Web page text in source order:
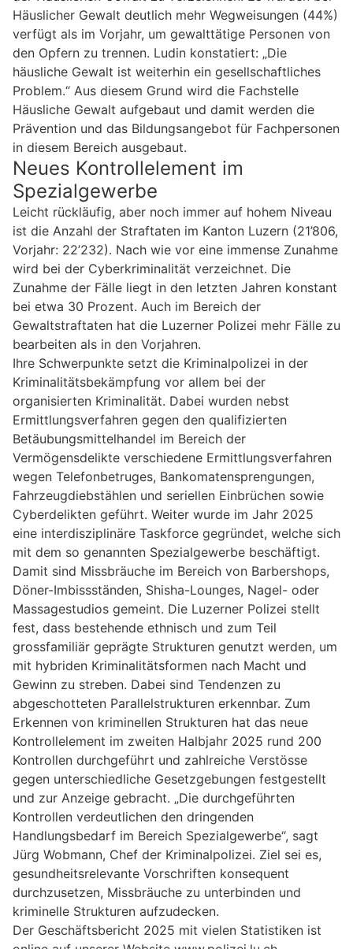
Häuslicher Gewalt deutlich mehr Wegweisungen (44%)
verfügt als im Vorjahr, um gewalttätige Personen von
den Opfern zu trennen. Ludin konstatiert: „Die
häusliche Gewalt ist weiterhin ein gesellschaftliches
Problem.“ Aus diesem Grund wird die Fachstelle
Häusliche Gewalt aufgebaut und damit werden die
Prävention und das Bildungsangebot für Fachpersonen
in diesem Bereich ausgebaut.
Neues Kontrollelement im
Spezialgewerbe
Leicht rückläufig, aber noch immer auf hohem Niveau
ist die Anzahl der Straftaten im Kanton Luzern (21’806,
Vorjahr: 22’232). Nach wie vor eine immense Zunahme
wird bei der Cyberkriminalität verzeichnet. Die
Zunahme der Fälle liegt in den letzten Jahren konstant
bei etwa 30 Prozent. Auch im Bereich der
Gewaltstraftaten hat die Luzerner Polizei mehr Fälle zu
bearbeiten als in den Vorjahren.
Ihre Schwerpunkte setzt die Kriminalpolizei in der
Kriminalitätsbekämpfung vor allem bei der
organisierten Kriminalität. Dabei wurden nebst
Ermittlungsverfahren gegen den qualifizierten
Betäubungsmittelhandel im Bereich der
Vermögensdelikte verschiedene Ermittlungsverfahren
wegen Telefonbetruges, Bankomatensprengungen,
Fahrzeugdiebstählen und seriellen Einbrüchen sowie
Cyberdelikten geführt. Weiter wurde im Jahr 2025
eine interdisziplinäre Taskforce gegründet, welche sich
mit dem so genannten Spezialgewerbe beschäftigt.
Damit sind Missbräuche im Bereich von Barbershops,
Döner-Imbissständen, Shisha-Lounges, Nagel- oder
Massagestudios gemeint. Die Luzerner Polizei stellt
fest, dass bestehende ethnisch und zum Teil
grossfamiliär geprägte Strukturen genutzt werden, um
mit hybriden Kriminalitätsformen nach Macht und
Gewinn zu streben. Dabei sind Tendenzen zu
abgeschotteten Parallelstrukturen erkennbar. Zum
Erkennen von kriminellen Strukturen hat das neue
Kontrollelement im zweiten Halbjahr 2025 rund 200
Kontrollen durchgeführt und zahlreiche Verstösse
gegen unterschiedliche Gesetzgebungen festgestellt
und zur Anzeige gebracht. „Die durchgeführten
Kontrollen verdeutlichen den dringenden
Handlungsbedarf im Bereich Spezialgewerbe“, sagt
Jürg Wobmann, Chef der Kriminalpolizei. Ziel sei es,
gesundheitsrelevante Vorschriften konsequent
durchzusetzen, Missbräuche zu unterbinden und
kriminelle Strukturen aufzudecken.
Der Geschäftsbericht 2025 mit vielen Statistiken ist